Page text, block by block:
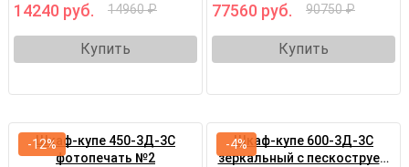
14240 руб. 14960 ₽
Купить
77560 руб. 90750 ₽
Купить
Шкаф-купе 450-3Д-3С
фотопечать №2
-12%
Шкаф-купе 600-3Д-3С
зеркальный с пескоструем
-4%